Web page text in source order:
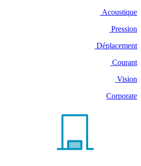
Acoustique
Pression
Déplacement
Courant
Vision
Corporate